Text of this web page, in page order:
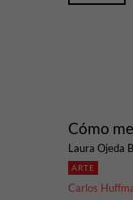
Cómo
Laura Ojeda
ARTE
Carlos